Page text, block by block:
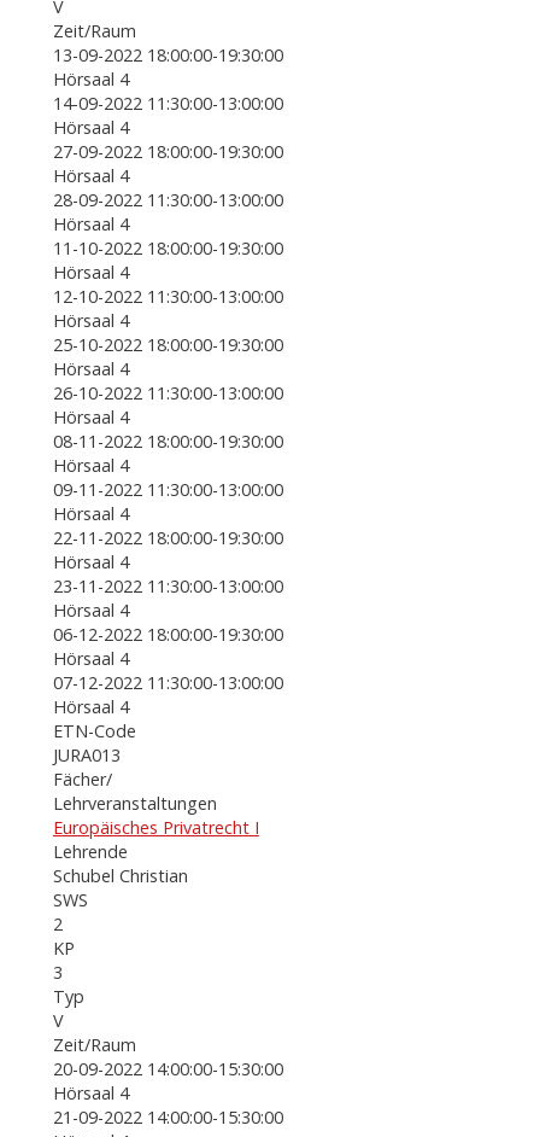
V
Zeit/Raum
13-09-2022 18:00:00-19:30:00
Hörsaal 4
14-09-2022 11:30:00-13:00:00
Hörsaal 4
27-09-2022 18:00:00-19:30:00
Hörsaal 4
28-09-2022 11:30:00-13:00:00
Hörsaal 4
11-10-2022 18:00:00-19:30:00
Hörsaal 4
12-10-2022 11:30:00-13:00:00
Hörsaal 4
25-10-2022 18:00:00-19:30:00
Hörsaal 4
26-10-2022 11:30:00-13:00:00
Hörsaal 4
08-11-2022 18:00:00-19:30:00
Hörsaal 4
09-11-2022 11:30:00-13:00:00
Hörsaal 4
22-11-2022 18:00:00-19:30:00
Hörsaal 4
23-11-2022 11:30:00-13:00:00
Hörsaal 4
06-12-2022 18:00:00-19:30:00
Hörsaal 4
07-12-2022 11:30:00-13:00:00
Hörsaal 4
ETN-Code
JURA013
Fächer/
Lehrveranstaltungen
Europäisches Privatrecht I
Lehrende
Schubel Christian
SWS
2
KP
3
Typ
V
Zeit/Raum
20-09-2022 14:00:00-15:30:00
Hörsaal 4
21-09-2022 14:00:00-15:30:00